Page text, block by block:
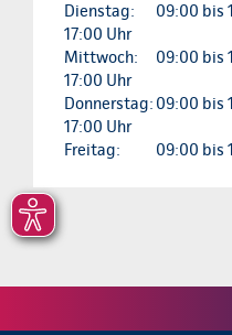
Dienstag:
09:00 bis
17:00 Uhr
Mittwoch:
09:00 bis
17:00 Uhr
Donnerstag: 09:00 bis
17:00 Uhr
Freitag:
09:00 bis